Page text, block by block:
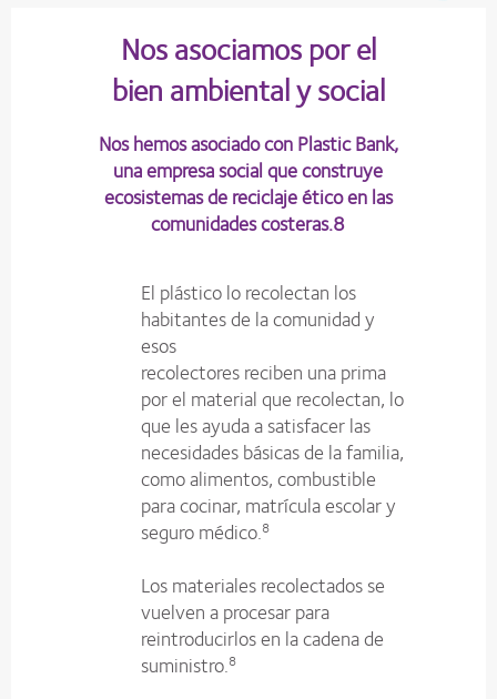
Nos asociamos por el
bien ambiental y social
Nos hemos asociado con Plastic Bank,
una empresa social que construye
ecosistemas de reciclaje ético en las
comunidades costeras.8
El plástico lo recolectan los
habitantes de la comunidad y
esos
recolectores reciben una prima
por el material que recolectan, lo
que les ayuda a satisfacer las
necesidades básicas de la familia,
como alimentos, combustible
para cocinar, matrícula escolar y
seguro médico.8
Los materiales recolectados se
vuelven a procesar para
reintroducirlos en la cadena de
suministro.8